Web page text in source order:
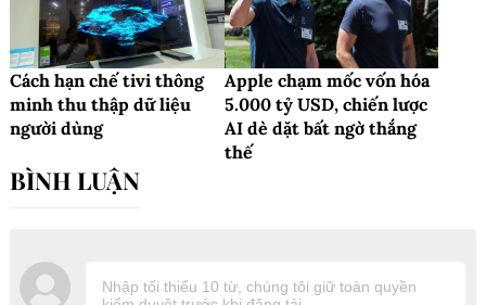
Cách hạn chế tivi thông
minh thu thập dữ liệu
người dùng
Apple chạm mốc vốn hóa
5.000 tỷ USD, chiến lược
AI dè dặt bất ngờ thắng
thế